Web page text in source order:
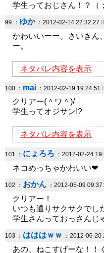
学生っておじさん！？（
99 ： ゆか：2012-02-14 22:32:27
かわいいーー。さいきん
ー。
ネタバレ内容を表示
100 ： mai ：2012-02-19 19:24:51
クリアー(＾ワ＾)/
学生ってオジサン!?
ネタバレ内容を表示
101 ： にょろろ ：2012-02-24
ネコめっちゃかわいい❤
102 ： おかん ：2012-05-09
クリアー！
いつも通りサクサクでし
学生さんっておっさんじ
103 ： はははｗｗ ：2012-06-20
あの、ねこすげーな！！